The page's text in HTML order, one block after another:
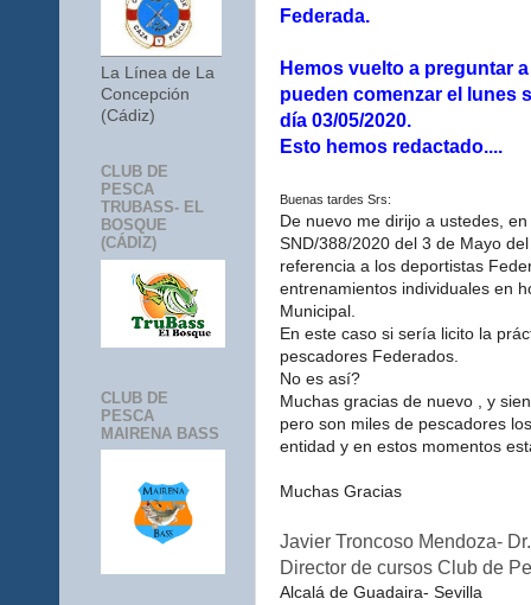
Federada.
Hemos vuelto a preguntar
pueden comenzar el lunes
día 03/05/2020.
Esto hemos redactado....
Buenas tardes Srs:
De nuevo me dirijo a ustedes,
SND/388/2020 del 3 de Mayo
referencia a los deportistas
entrenamientos individuales en
Municipal.
En este caso si sería licito la
pescadores Federados.
No es así?
Muchas gracias de nuevo , y
pero son miles de pescadores
entidad y en estos momentos
Muchas Gracias
Javier Troncoso Mendoza-
Director de cursos Club de
Alcalá de Guadaira- Sevilla
La Línea de La
Concepción
(Cádiz)
CLUB DE
PESCA
TRUBASS- EL
BOSQUE
(CÁDIZ)
CLUB DE
PESCA
MAIRENA BASS